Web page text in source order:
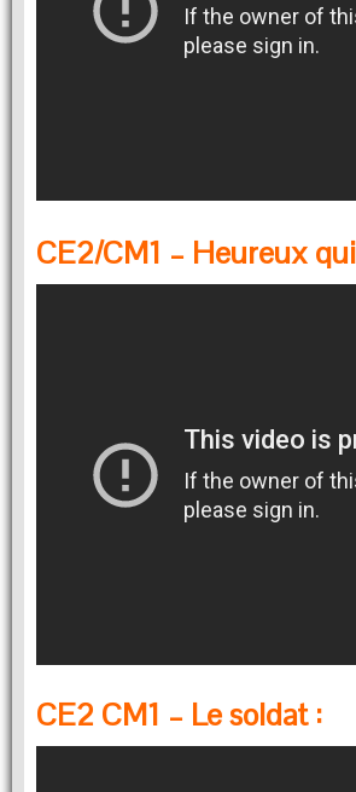
CE2/CM1 – Heureux
CE2 CM1 – Le soldat :